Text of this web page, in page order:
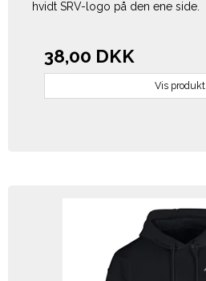
hvidt SRV-logo på den ene side.
38,00 DKK
Vis produkt